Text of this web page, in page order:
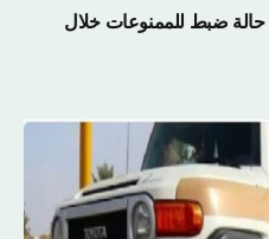
«المنافذ الجمركية»: تسجيل 1059 حالة ضبط للممنوعات خلال